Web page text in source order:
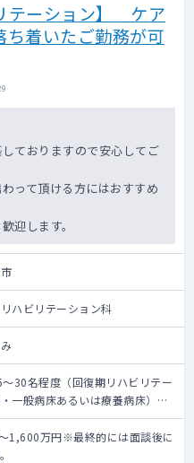
テーション】 ケア
ち着いたご勤務が可
ておりますので安心してご
って頂ける方にはおすすめ
迎します。
ハビリテーション科
30名程度（回復期リハビリテー
一般病床あるいは療養病床）
リテーションの病棟管理です。
1,600万円※最終的には面談後に